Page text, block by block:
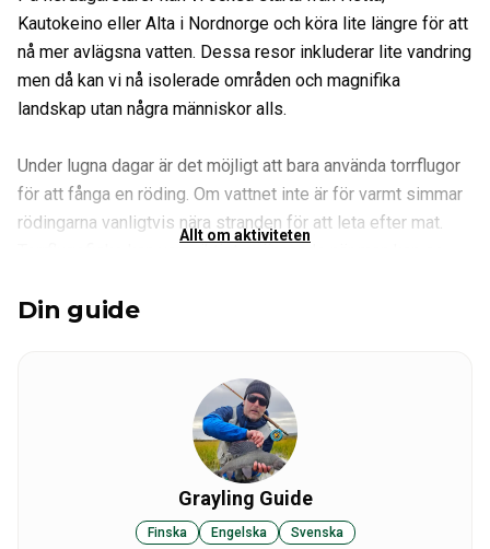
Kautokeino eller Alta i Nordnorge och köra lite längre för att
nå mer avlägsna vatten. Dessa resor inkluderar lite vandring
men då kan vi nå isolerade områden och magnifika
landskap utan några människor alls.
Under lugna dagar är det möjligt att bara använda torrflugor
för att fånga en röding. Om vattnet inte är för varmt simmar
rödingarna vanligtvis nära stranden för att leta efter mat.
använda spinnspö om du vill.
för dig. Alla resor är privata resor och priset gäller för 2
personer. För en större grupp kan du be om ett erbjudande.
Allt om aktiviteten
Din guide
Grayling Guide
Finska Engelska
Svenska